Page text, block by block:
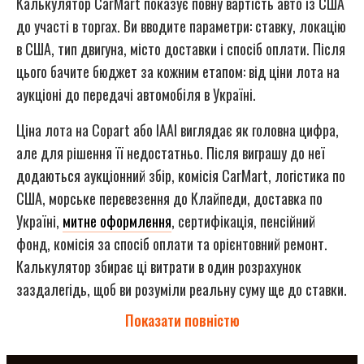
до участі в торгах. Ви вводите параметри: ставку, локацію
в США, тип двигуна, місто доставки і спосіб оплати. Після
цього бачите бюджет за кожним етапом: від ціни лота на
аукціоні до передачі автомобіля в Україні.
Ціна лота на Copart або IAAI виглядає як головна цифра,
але для рішення її недостатньо. Після виграшу до неї
додаються аукціонний збір, комісія CarMart, логістика по
США, морське перевезення до Клайпеди, доставка по
Україні, митне оформлення, сертифікація, пенсійний
фонд, комісія за спосіб оплати та орієнтовний ремонт.
Калькулятор збирає ці витрати в один розрахунок
заздалегідь, щоб ви розуміли реальну суму ще до ставки.
Що рахує калькуляторПоказати повністю